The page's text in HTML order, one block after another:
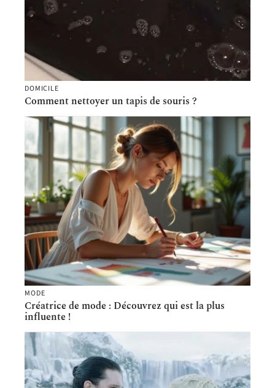
DOMICILE
Comment nettoyer un tapis de souris ?
MODE
Créatrice de mode : Découvrez qui est la plus
influente !